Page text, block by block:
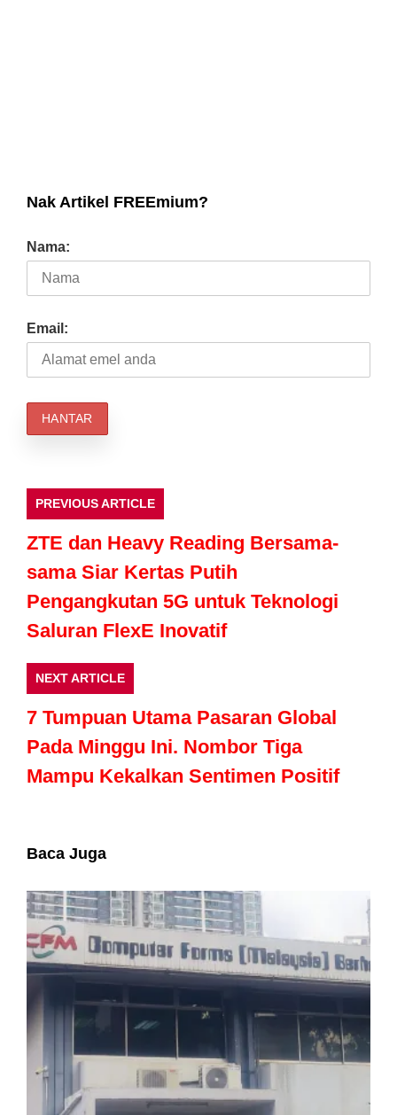
Nak Artikel FREEmium?
Nama:
Email:
PREVIOUS ARTICLE
ZTE dan Heavy Reading Bersama-
sama Siar Kertas Putih
Pengangkutan 5G untuk Teknologi
Saluran FlexE Inovatif
NEXT ARTICLE
7 Tumpuan Utama Pasaran Global
Pada Minggu Ini. Nombor Tiga
Mampu Kekalkan Sentimen Positif
Baca Juga